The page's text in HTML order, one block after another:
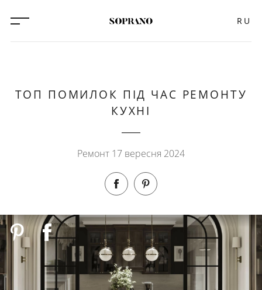
RU
ТОП ПОМИЛОК ПІД ЧАС РЕМОНТУ
КУХНІ
Ремонт 17 вересня 2024